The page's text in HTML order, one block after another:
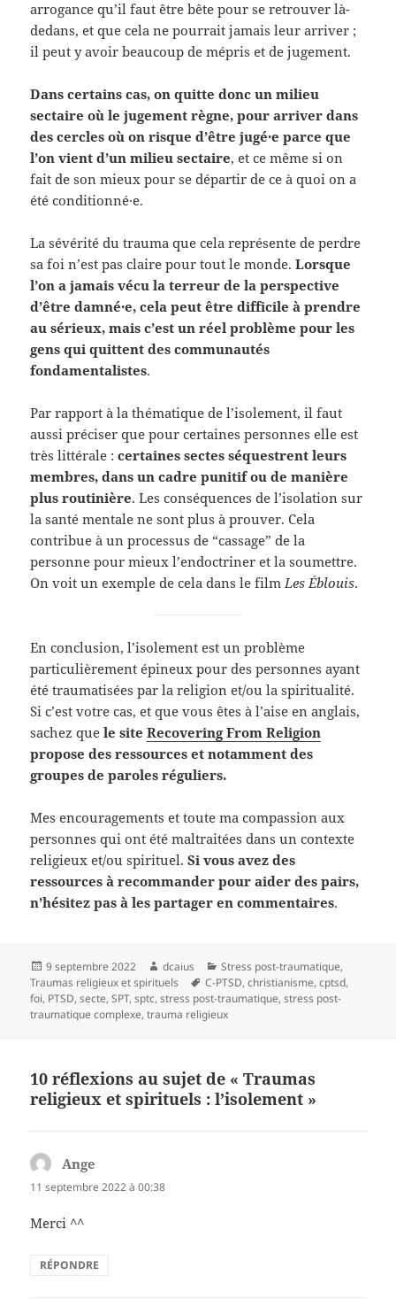
arrogance qu’il faut être bête pour se retrouver là-
dedans, et que cela ne pourrait jamais leur arriver ;
il peut y avoir beaucoup de mépris et de jugement.
Dans certains cas, on quitte donc un milieu
sectaire où le jugement règne, pour arriver dans
des cercles où on risque d’être jugé·e parce que
l’on vient d’un milieu sectaire, et ce même si on
fait de son mieux pour se départir de ce à quoi on a
été conditionné·e.
La sévérité du trauma que cela représente de perdre
sa foi n’est pas claire pour tout le monde.Lorsque
l’on a jamais vécu la terreur de la perspective
d’être damné·e, cela peut être difficile à prendre
au sérieux, mais c’est un réel problème pour les
gens qui quittent des communautés
fondamentalistes.
Par rapport à la thématique de l’isolement, il faut
aussi préciser que pour certaines personnes elle est
très littérale :certaines sectes séquestrent leurs
membres, dans un cadre punitif ou de manière
plus routinière. Les conséquences de l’isolation sur
la santé mentale ne sont plus à prouver. Cela
contribue à un processus de “cassage” de la
personne pour mieux l’endoctriner et la soumettre.
On voit un exemple de cela dans le film Les Éblouis.
En conclusion, l’isolement est un problème
particulièrement épineux pour des personnes ayant
été traumatisées par la religion et/ou la spiritualité.
Si c’est votre cas, et que vous êtes à l’aise en anglais,
sachez que le siteRecovering From Religion
propose des ressources et notamment des
groupes de paroles réguliers.
Mes encouragements et toute ma compassion aux
personnes qui ont été maltraitées dans un contexte
religieux et/ou spirituel.Si vous avez des
ressources à recommander pour aider des pairs,
n’hésitez pas à les partager en commentaires.
Publié
le
9 septembre 2022 Auteur
dcaius Catégories
Stress post-traumatique,
Traumas religieux et spirituels
Mots-
clés
C-PTSD,christianisme,cptsd,
foi, PTSD,secte,SPT,sptc,stress post-traumatique,stress post-
traumatique complexe,trauma religieux
10 réflexions au sujet de « Traumas
religieux et spirituels : l’isolement »
Ange
11 septembre 2022 à 00:38
Merci ^^
RÉPONDRE